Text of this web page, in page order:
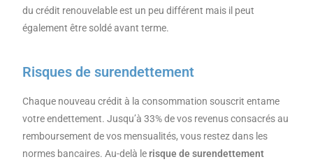
du crédit renouvelable est un peu différent mais il peut
également être soldé avant terme.
Risques de surendettement
Chaque nouveau crédit à la consommation souscrit entame
votre endettement. Jusqu’à 33% de vos revenus consacrés au
remboursement de vos mensualités, vous restez dans les
normes bancaires. Au-delà lerisque de surendettement